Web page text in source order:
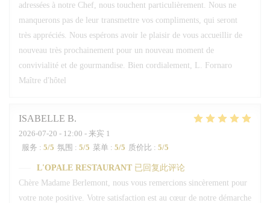
adressées à notre Chef, nous touchent particulièrement. Nous ne
manquerons pas de leur transmettre vos compliments, qui seront
très appréciés. Nous espérons avoir le plaisir de vous accueillir de
nouveau très prochainement pour un nouveau moment de
convivialité et de gourmandise. Bien cordialement, L. Fornaro
Maître d'hôtel
ISABELLE B
2026-07-20 - 12:00 - 来宾 1
服务 : 5/5 氛围 : 5/5 菜单 : 5/5 质价比 : 5/5
L'OPALE RESTAURANT 已回复此评论
Chère Madame Berlemont, nous vous remercions sincèrement pour
votre note positive. Votre satisfaction est au cœur de notre démarche